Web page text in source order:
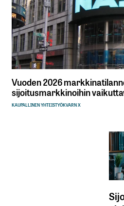
Vuoden 2026
sijoitusmarkkinoihin
KAUPALLINEN YHTEISTYÖKVARN X